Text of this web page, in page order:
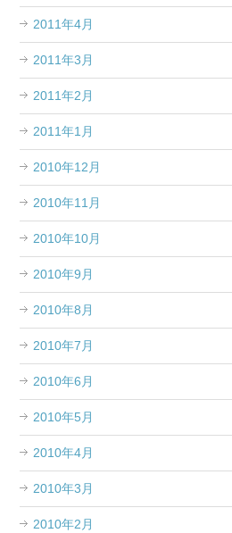
2011年4月
2011年3月
2011年2月
2011年1月
2010年12月
2010年11月
2010年10月
2010年9月
2010年8月
2010年7月
2010年6月
2010年5月
2010年4月
2010年3月
2010年2月